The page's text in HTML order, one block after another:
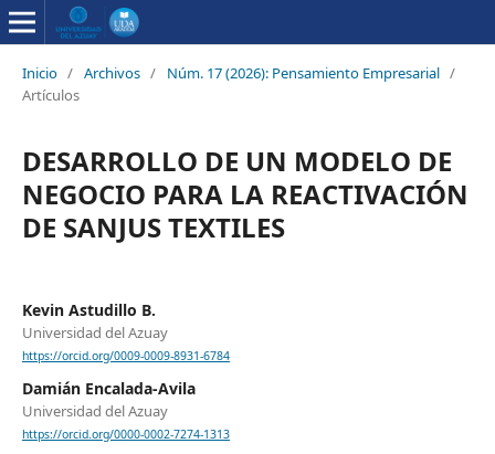
Inicio / Archivos / Núm. 17 (2026): Pensamiento Empresarial /
Artículos
DESARROLLO DE UN MODELO DE
NEGOCIO PARA LA REACTIVACIÓN
DE SANJUS TEXTILES
Kevin Astudillo B.
Universidad del Azuay
https://orcid.org/0009-0009-8931-6784
Damián Encalada-Avila
Universidad del Azuay
https://orcid.org/0000-0002-7274-1313